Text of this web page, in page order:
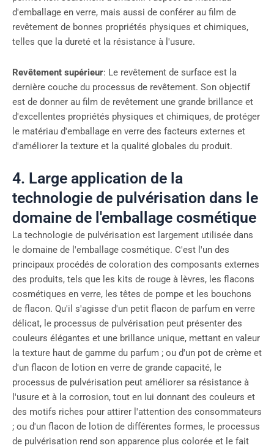
d'emballage en verre, mais aussi de conférer au film de
revêtement de bonnes propriétés physiques et chimiques,
telles que la dureté et la résistance à l'usure.
Revêtement supérieur: Le revêtement de surface est la
dernière couche du processus de revêtement. Son objectif
est de donner au film de revêtement une grande brillance et
d'excellentes propriétés physiques et chimiques, de protéger
le matériau d'emballage en verre des facteurs externes et
d'améliorer la texture et la qualité globales du produit.
4. Large application de la
technologie de pulvérisation dans le
domaine de l'emballage cosmétique
La technologie de pulvérisation est largement utilisée dans
le domaine de l'emballage cosmétique. C'est l'un des
principaux procédés de coloration des composants externes
des produits, tels que les kits de rouge à lèvres, les flacons
cosmétiques en verre, les têtes de pompe et les bouchons
de flacon. Qu'il s'agisse d'un petit flacon de parfum en verre
délicat, le processus de pulvérisation peut présenter des
couleurs élégantes et une brillance unique, mettant en valeur
la texture haut de gamme du parfum ; ou d'un pot de crème et
d'un flacon de lotion en verre de grande capacité, le
processus de pulvérisation peut améliorer sa résistance à
l'usure et à la corrosion, tout en lui donnant des couleurs et
des motifs riches pour attirer l'attention des consommateurs
; ou d'un flacon de lotion de différentes formes, le processus
de pulvérisation rend son apparence plus colorée et le fait